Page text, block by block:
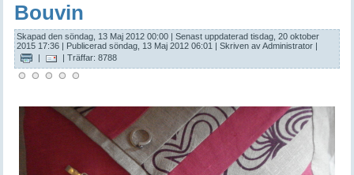
Bouvin
Skapad den söndag, 13 Maj 2012 00:00 |Senast uppdaterad tisdag, 20 oktober
2015 17:36 | Publicerad söndag, 13 Maj 2012 06:01 |Skriven av Administrator |
|
| Träffar: 8788